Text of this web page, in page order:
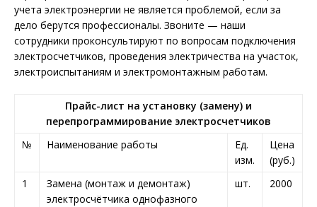
учета электроэнергии не является проблемой, если за
дело берутся профессионалы. Звоните — наши
сотрудники проконсультируют по вопросам подключения
электросчетчиков, проведения электричества на участок,
электроиспытаниям и электромонтажным работам.
Прайс-лист на установку (замену) и
перепрограммирование электросчетчиков
№
Наименование работы
Ед.
изм.
Цена
(руб.)
1
Замена (монтаж и демонтаж)
электросчётчика однофазного
шт. 2000